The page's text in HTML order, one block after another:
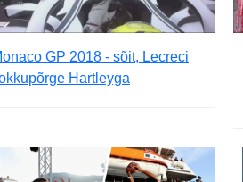
GP 2018 - sõit, Lecreci
Hartleyga